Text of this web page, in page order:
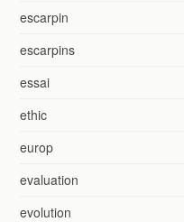
escarpin
escarpins
essai
ethic
europ
evaluation
evolution